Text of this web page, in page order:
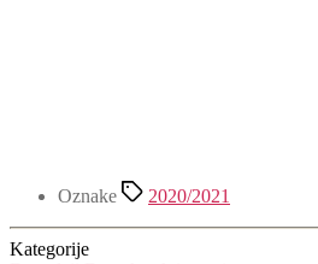
Oznake 2020/2021
Kategorije